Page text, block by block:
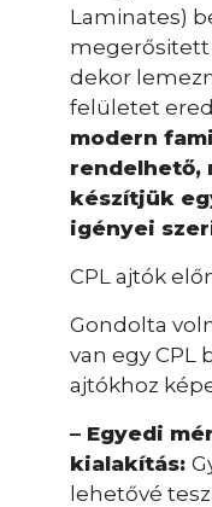
Laminates)
dekor
felületet
modern
rendelhető,
készítjük
igényei
CPL ajtók
Gondolta
van egy CPL
ajtókhoz
– Egyedi
kialakítás:
lehetővé